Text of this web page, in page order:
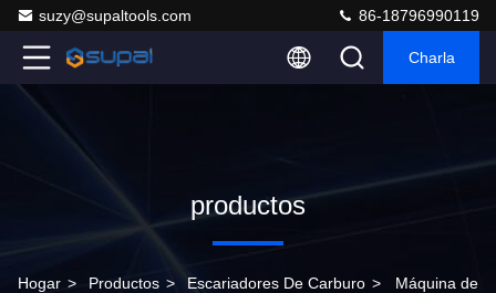
suzy@supaltools.com 86-18796990119
Charla
productos
Hogar > Productos > Escariadores De Carburo > Máquina de